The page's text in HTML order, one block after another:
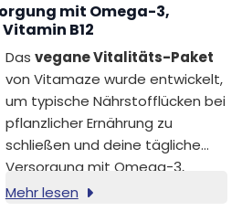
(Mikrokristalline Cellulose),
Thiamin HCl (Vitamin B1).
mit Omega-3,
B12
Das vegane Vitalitäts-Paket
von Vitamaze wurde entwickelt,
um typische Nährstofflücken bei
pflanzlicher Ernährung zu
schließen und deine tägliche
Versorgung mit Omega-3,
Astaxanthin und Vitamin B12
Mehr lesen